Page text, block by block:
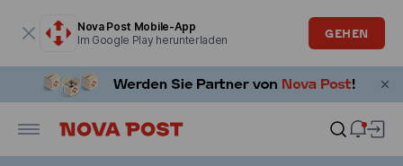
Nova Post Mobile-App
Im Google Play herunterladen
GEHEN